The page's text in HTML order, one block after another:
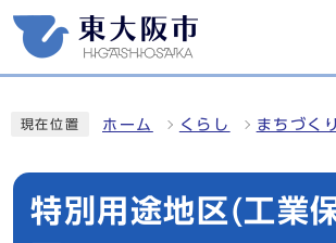
現在位置 ホーム くらし まちづくり
特別用途地区(工業